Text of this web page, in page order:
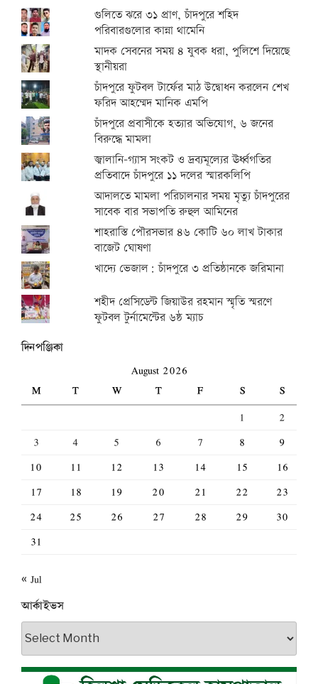
গুলিতে ঝরে ৩১ প্রাণ, চাঁদপুরে শহিদ
পরিবারগুলোর কান্না থামেনি
মাদক সেবনের সময় ৪ যুবক ধরা, পুলিশে দিয়েছে
স্থানীয়রা
চাঁদপুরে ফুটবল টার্ফের মাঠ উদ্বোধন করলেন শেখ
ফরিদ আহম্মেদ মানিক এমপি
চাঁদপুরে প্রবাসীকে হত্যার অভিযোগ, ৬ জনের
বিরুদ্ধে মামলা
জ্বালানি-গ্যাস সংকট ও দ্রব্যমূল্যের ঊর্ধ্বগতির
প্রতিবাদে চাঁদপুরে ১১ দলের স্মারকলিপি
আদালতে মামলা পরিচালনার সময় মৃত্যু চাঁদপুরের
সাবেক বার সভাপতি রুহুল আমিনের
শাহরাস্তি পৌরসভার ৪৬ কোটি ৬০ লাখ টাকার
বাজেট ঘোষণা
খাদ্যে ভেজাল: চাঁদপুরে ৩ প্রতিষ্ঠানকে জরিমানা
শহীদ প্রেসিডেন্ট জিয়াউর রহমান স্মৃতি স্মরণে
ফুটবল টুর্নামেন্টের ৬ষ্ঠ ম্যাচ
দিনপঞ্জিকা
August 2026
M
T W T F S
S
1
2
3
4 5 6 7 8
9
10
11 12 13 14 15
16
17
18 19 20 21 22
23
24
25 26 27 28 29
30
31
« Jul
আর্কাইভস
আর্কাইভস